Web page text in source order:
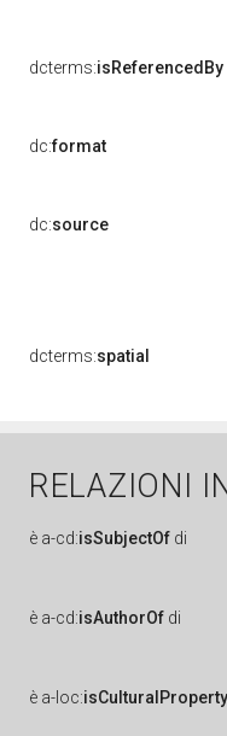
dcterms:isReferencedBy
dc:format
dc:source
dcterms:spatial
RELAZIONI
è a-cd:isSubjectOf di
è a-cd:isAuthorOf di
è a-loc: